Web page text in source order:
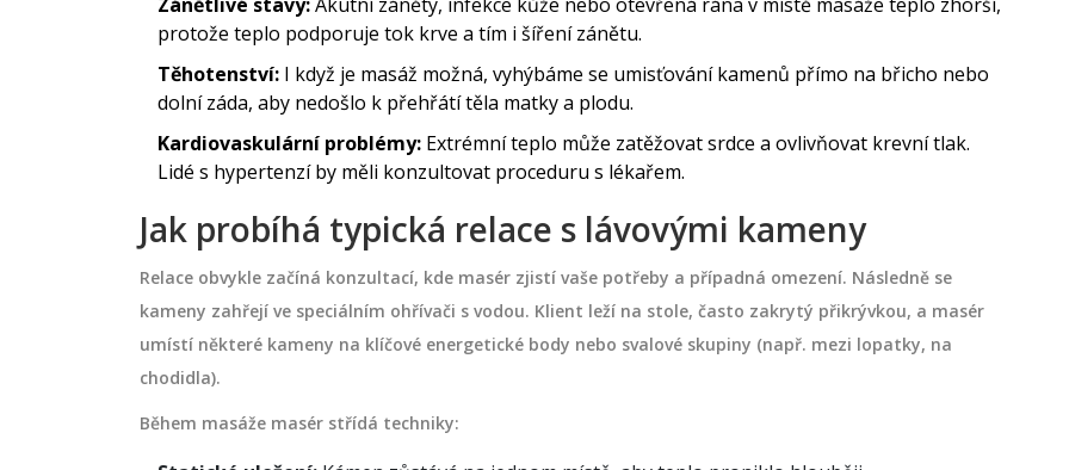
protože teplo podporuje tok krve a tím i šíření zánětu.
Těhotenství: I když je masáž možná, vyhýbáme se umisťování kamenů přímo na břicho nebo
dolní záda, aby nedošlo k přehřátí těla matky a plodu.
Kardiovaskulární problémy: Extrémní teplo může zatěžovat srdce a ovlivňovat krevní tlak.
Lidé s hypertenzí by měli konzultovat proceduru s lékařem.
Jak probíhá typická relace s lávovými kameny
Relace obvykle začíná konzultací, kde masér zjistí vaše potřeby a případná omezení. Následně se
kameny zahřejí ve speciálním ohřívači s vodou. Klient leží na stole, často zakrytý přikrývkou, a masér
umístí některé kameny na klíčové energetické body nebo svalové skupiny (např. mezi lopatky, na
chodidla).
Během masáže masér střídá techniky: